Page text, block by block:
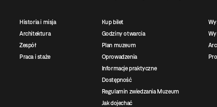
Historia i misja
Architektura
Zespół
Praca i staże
Kup bilet
Godziny otwarcia
Plan muzeum
Oprowadzenia
Informacje praktyczne
Dostępność
Regulamin zwiedzania Muzeum
Jak dojechać